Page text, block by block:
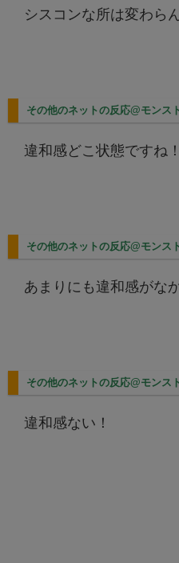
シスコンな所は変わら
その他のネットの反応@モンス
違和感どこ状態ですね！
その他のネットの反応@モンス
あまりにも違和感がな
その他のネットの反応@モンス
違和感ない！